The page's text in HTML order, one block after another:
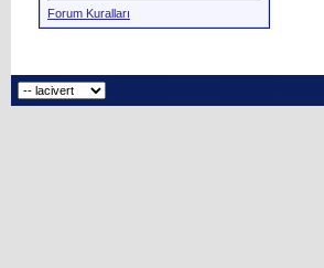
Forum Kuralları